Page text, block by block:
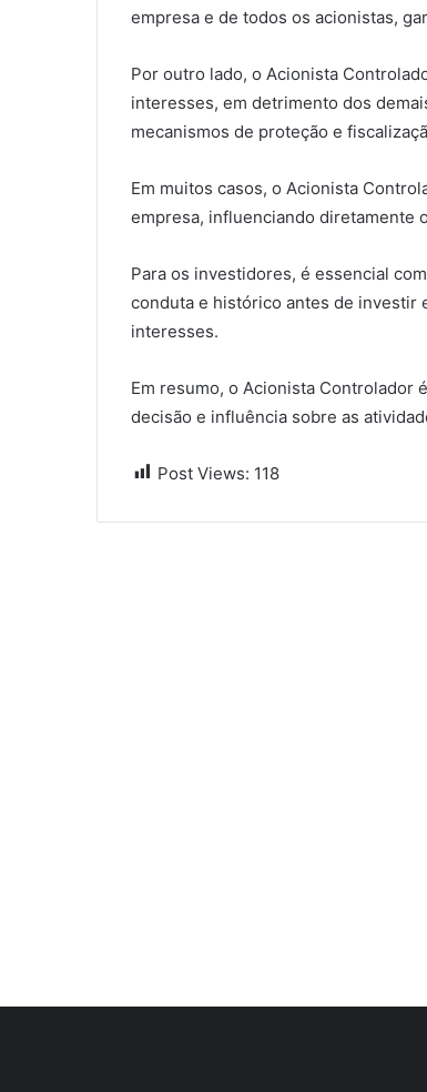
empresa e de todos os acionistas,
Por outro lado, o Acionista
interesses, em detrimento dos
mecanismos de proteção e
Em muitos casos, o Acionista
empresa, influenciando diretamente
Para os investidores, é essencial
conduta e histórico antes de investir
interesses.
Em resumo, o Acionista Controlador
decisão e influência sobre as
Post Views: 118